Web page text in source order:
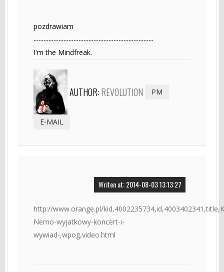
pozdrawiam
------------------------------------------------
I'm the Mindfreak.
AUTHOR: REVOLUTION PM
E-MAIL
Writen at: 2014-08-03 13:13:27
http://www.orange.pl/
Nemo-wyjatkowy-koncert-i-
wywiad-,wpog,video.html